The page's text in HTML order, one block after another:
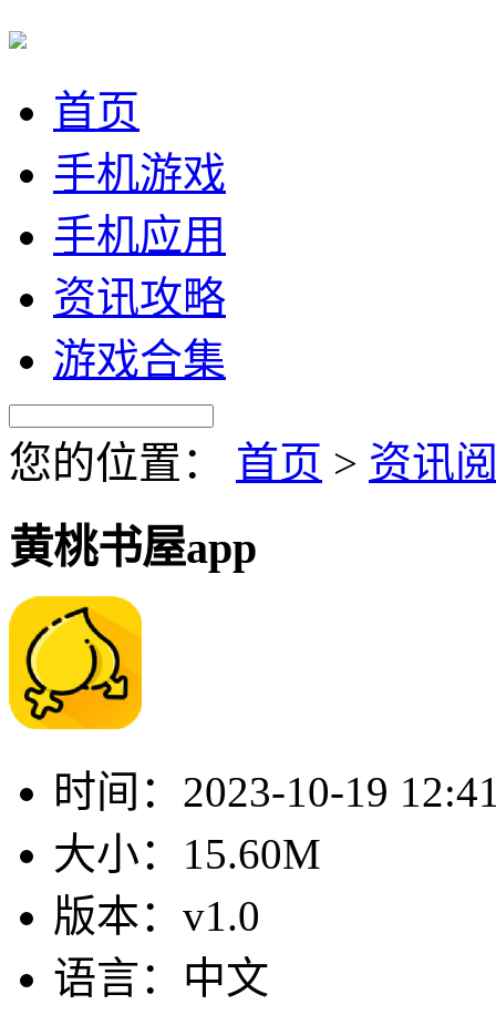
首页
手机游戏
手机应用
资讯攻略
游戏合集
您的位置： 首页 > 资讯
黄桃书屋app
时间： 2023-10-19
大小： 15.60M
版本： v1.0
语言： 中文